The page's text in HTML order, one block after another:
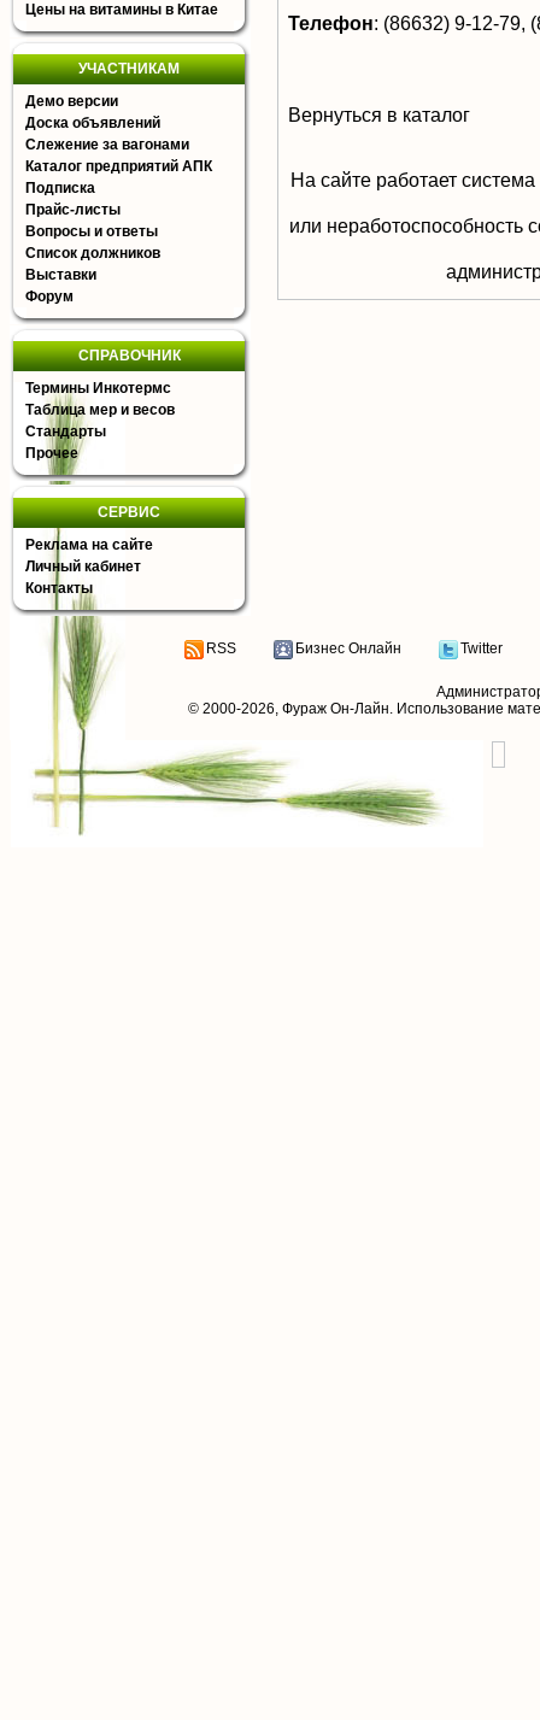
Цены на витамины в Китае
УЧАСТНИКАМ
Демо версии
Доска объявлений
Слежение за вагонами
Каталог предприятий АПК
Подписка
Прайс-листы
Вопросы и ответы
Список должников
Выставки
Форум
СПРАВОЧНИК
Термины Инкотермс
Таблица мер и весов
Стандарты
Прочее
СЕРВИС
Реклама на сайте
Личный кабинет
Контакты
Телефон: (86632) 9-12-79,
Вернуться в каталог
На сайте работает
или неработоспособность
RSS Бизнес Онлайн Twitter
© 2000-2026, Фураж Он-Лайн. Использование